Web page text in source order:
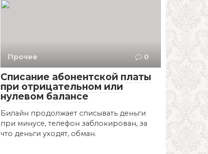
Прочее 0
Списание абонентской платы
при отрицательном или
нулевом балансе
Билайн продолжает списывать деньги
при минусе, телефон заблокирован, за
что деньги уходят, обман.